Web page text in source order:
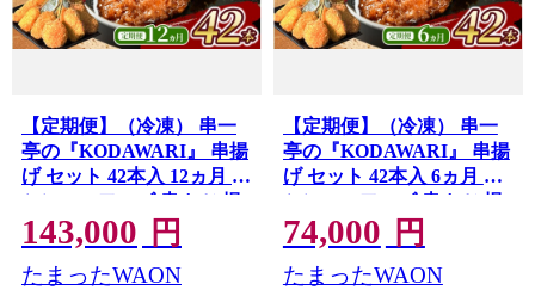
【定期便】（冷凍） 串一
亭の『KODAWARI』 串揚
げ セット 42本入 12ヵ月 ／
シンコーフーズ 串カツ 揚
げ物 ポテト 鶏肉 豚肉 エビ
ホタテ チーズ 餅 ソース付
奈良県 葛城市【skfd-
143,000 円
たまったWAON
【定期便】（冷凍） 串一
亭の『KODAWARI』 串揚
げ セット 42本入 6ヵ月 ／
シンコーフーズ 串カツ 揚
げ物 ポテト 鶏肉 豚肉 エビ
ホタテ チーズ 餅 ソース付
奈良県 葛城市【skfd-
74,000 円
たまったWAON